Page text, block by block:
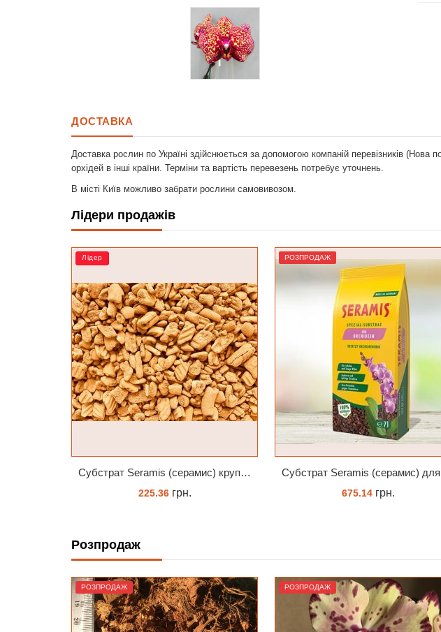
ДОСТАВКА
Доставка рослин по Україні здійснюється за допомогою компаній перевізників
орхідей в інші країни. Терміни та вартість перевезень потребує уточнень.
В місті Київ можливо забрати рослини самовивозом.
Лідери продажів
РОЗПРОДАЖ
Субстрат Seramis (серамис) для орхідей 7 л заводське пакування
675.14грн.
Лідер
517.00грн.
Розпродаж
РОЗПРОДАЖ РОЗПРОДАЖ